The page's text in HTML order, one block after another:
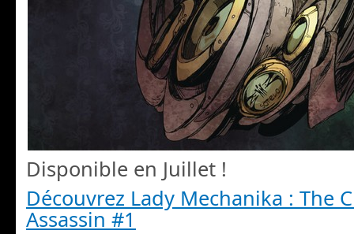
Disponible en Juillet !
Découvrez Lady Mechanika : The
Assassin #1